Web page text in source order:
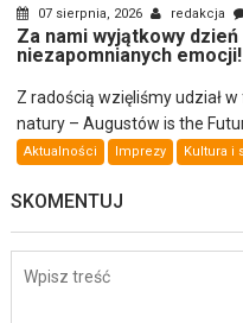
07 sierpnia, 2026 redakcja
Za nami wyjątkowy
niezapomnianych emocji!
Z radością wzięliśmy udział
natury – Augustów is the
Aktualności Imprezy Kultura i
SKOMENTUJ